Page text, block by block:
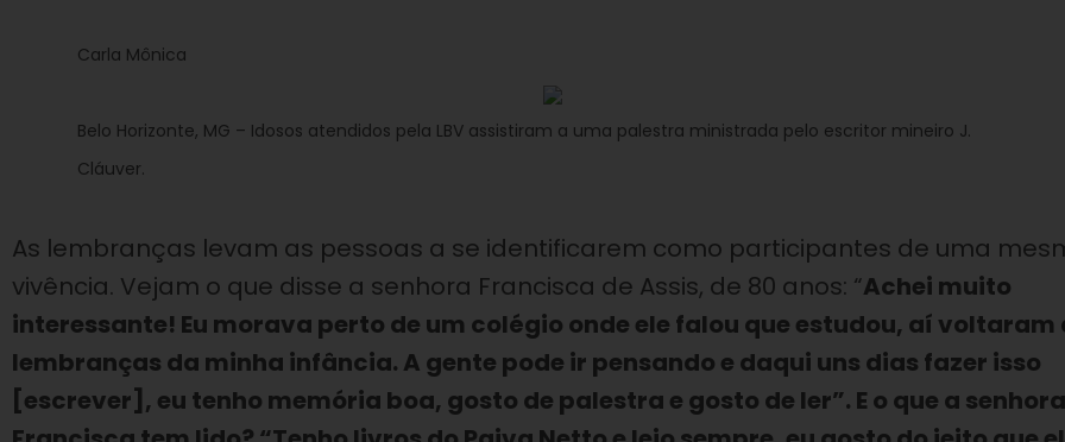
Carla Mônica
Belo Horizonte, MG – Idosos atendidos pela LBV assistiram a uma palestra ministrada pelo escritor mineiro J.
Cláuver.
As lembranças levam as pessoas a se identificarem como participantes de uma
vivência. Vejam o que disse a senhora Francisca de Assis, de 80 anos: “Achei muito
interessante! Eu morava perto de um colégio onde ele falou que estudou, aí voltaram
lembranças da minha infância. A gente pode ir pensando e daqui uns dias fazer isso
[escrever], eu tenho memória boa, gosto de palestra e gosto de ler”. E o que a senhora